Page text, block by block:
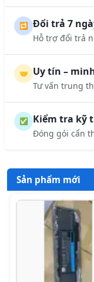
🔁 Đổi trả 7
Hỗ trợ đổi trả
🤝 Uy tín –
Tư vấn trung
✅ Kiểm tra kỹ
Đóng gói cẩn
Sản phẩm mới